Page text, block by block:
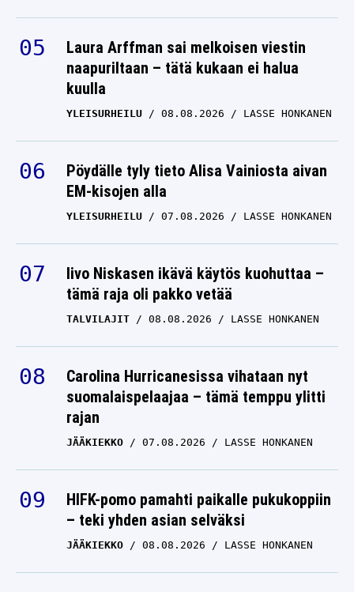
Laura Arffman sai melkoisen viestin
naapuriltaan – tätä kukaan ei halua
kuulla
YLEISURHEILU 08.08.2026 LASSE HONKANEN
Pöydälle tyly tieto Alisa Vainiosta aivan
EM-kisojen alla
YLEISURHEILU 07.08.2026 LASSE HONKANEN
Iivo Niskasen ikävä käytös kuohuttaa –
tämä raja oli pakko vetää
TALVILAJIT 08.08.2026 LASSE HONKANEN
Carolina Hurricanesissa vihataan nyt
suomalaispelaajaa – tämä temppu ylitti
rajan
JÄÄKIEKKO 07.08.2026 LASSE HONKANEN
HIFK-pomo pamahti paikalle pukukoppiin
– teki yhden asian selväksi
JÄÄKIEKKO 08.08.2026 LASSE HONKANEN